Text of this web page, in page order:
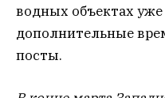
водных объектах
дополнительные
посты.